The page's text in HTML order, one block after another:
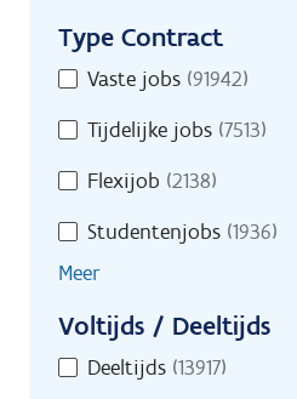
Type Contract
TypeVaste jobs (91942)
Tijdelijke jobs (7513)
Flexijob (2138)
Studentenjobs (1936)
Meer
Voltijds / Deeltijds
VoltijdsDeeltijds (13917)